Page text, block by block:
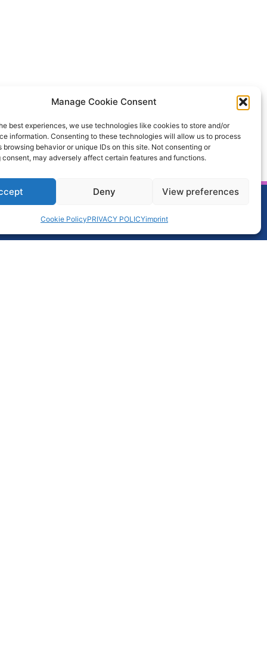
Manage Cookie Consent
best experiences, we use technologies like cookies to store and/or
information. Consenting to these technologies will allow us to process
browsing behavior or unique IDs on this site. Not consenting or
may adversely affect certain features and functions.
Deny View preferences
Cookie PolicyPRIVACY POLICYimprint
mit